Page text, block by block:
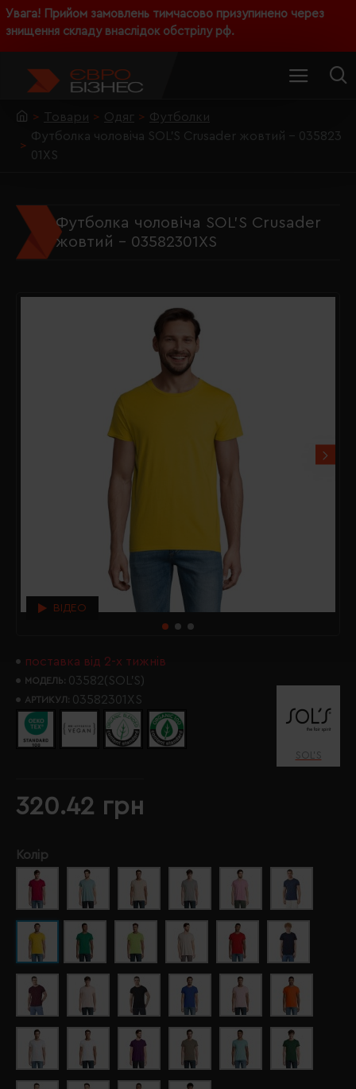
Увага! Прийом замовлень тимчасово призупинено через
знищення складу внаслідок обстрілу рф.
Товари Одяг
Футболки
Футболка чоловіча SOL'S Crusader жовтий - 035823
01XS
Футболка чоловіча SOL'S Crusader
жовтий - 03582301XS
ВІДЕО
поставка від 2-х тижнів
МОДЕЛЬ: 03582(SOL’S)
АРТИКУЛ: 03582301XS
SOL’S
320.42 грн
Колір